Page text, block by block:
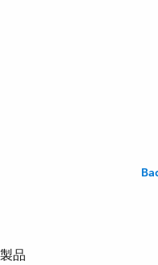
製品